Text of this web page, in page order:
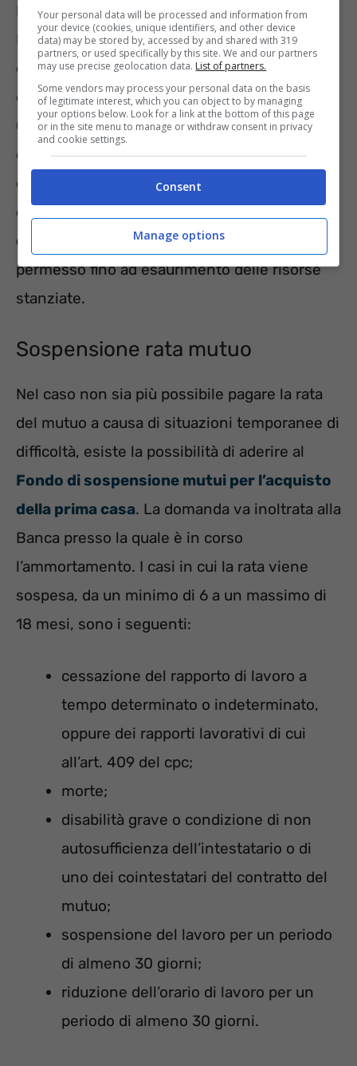
Per poter richiedere un mutuo agevolato
Plafond Casa è necessario rivolgersi a una
delle banche che hanno aderito alla
convenzione (l’elenco è disponibile sul sito di
Cdp) e compilare un apposito modulo. Su
questo documento vanno riportate le
condizioni che giustificano la richiesta
dell’agevolazione, quindi
certificato d’invalidità.L’accesso è
permesso fino ad esaurimento delle risorse
stanziate.
Sospensione rata mutuo
Nel caso non sia più possibile pagare la rata
del mutuo a causa di situazioni temporanee di
difficoltà, esiste la possibilità di aderire al
Fondo di sospensione mutui per l’acquisto
della prima casa. La domanda va inoltrata alla
Banca presso la quale è in corso
l’ammortamento. I casi in cui la rata viene
sospesa, da un minimo di 6 a un massimo di
18 mesi, sono i seguenti:
cessazione del rapporto di lavoro a
tempo determinato o indeterminato,
oppure dei rapporti lavorativi di cui
all’art. 409 del cpc;
morte;
disabilità grave o condizione di non
autosufficienza dell’intestatario o di
uno dei cointestatari del contratto del
mutuo;
sospensione del lavoro per un periodo
di almeno 30 giorni;
riduzione dell’orario di lavoro per un
periodo di almeno 30 giorni.
Your personal data will be processed and information from
your device (cookies, unique identifiers, and other device
data) may be stored by, accessed by and shared with 319
partners, or used specifically by this site. We and our partners
may use precise geolocation data. List of partners.
Some vendors may process your personal data on the basis
of legitimate interest, which you can object to by managing
your options below. Look for a link at the bottom of this page
or in the site menu to manage or withdraw consent in privacy
and cookie settings.
Consent
Manage options